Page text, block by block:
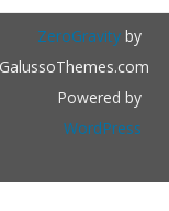
ZeroGravityby
GalussoThemes.com
Powered by
WordPress